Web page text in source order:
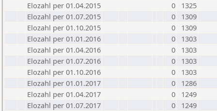
Elozahl per 01.04.2015
0
1325
Elozahl per 01.07.2015
0
1309
Elozahl per 01.10.2015
0
1309
Elozahl per 01.01.2016
0
1303
Elozahl per 01.04.2016
0
1303
Elozahl per 01.07.2016
0
1303
Elozahl per 01.10.2016
0
1303
Elozahl per 01.01.2017
0
1286
Elozahl per 01.04.2017
0
1249
Elozahl per 01.07.2017
0
1249